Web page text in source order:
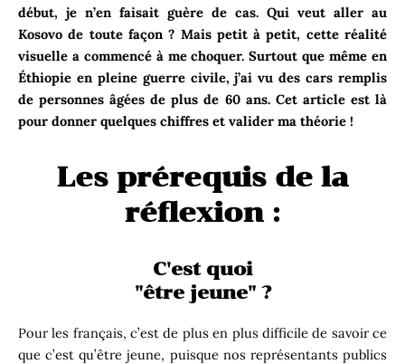
début, je n’en faisait guère de cas. Qui veut aller au
Kosovo de toute façon ? Mais petit à petit, cette réalité
visuelle a commencé à me choquer. Surtout que même en
Éthiopie en pleine guerre civile, j’ai vu des cars remplis
de personnes âgées de plus de 60 ans. Cet article est là
pour donner quelques chiffres et valider ma théorie !
Les prérequis de la
réflexion :
C'est quoi
"être jeune" ?
Pour les français, c’est de plus en plus difficile de savoir ce
que c’est qu’être jeune, puisque nos représentants publics